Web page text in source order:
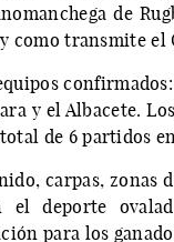
de
como transmite el
y el Albacete.
de 6 partidos
carpas, zonas
el deporte
para los